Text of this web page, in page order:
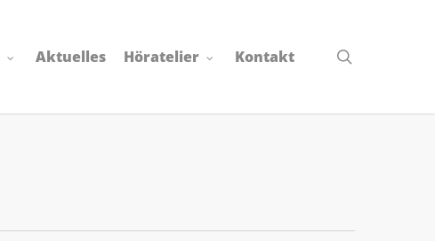
Aktuelles Höratelier Kontakt